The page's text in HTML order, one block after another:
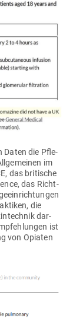
Daten die Pfle­
im
das bri­tische
das Richt­
die
dar­
ist
von Opiaten